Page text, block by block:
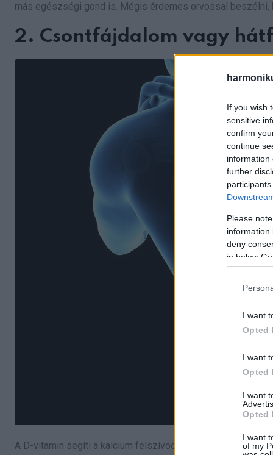
If you wish
sensitive
confirm
continue
information
further
Please
information
deny
in below
I want
Opted
I want
Opted
I want
Opted
I want
of my
más egészségi gond is. Mégis érdemes orvossal beszélni,
2. Csontfájdalom vagy
A D-vitamin segíti a kalcium felszívódását, ami